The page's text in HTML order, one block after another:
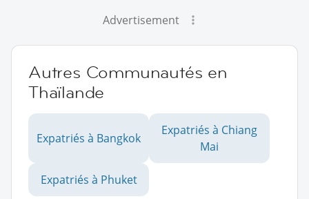
Advertisement
Autres Communautés en
Thaïlande
Expatriés à Bangkok
Expatriés à Chiang
Mai
Expatriés à Phuket